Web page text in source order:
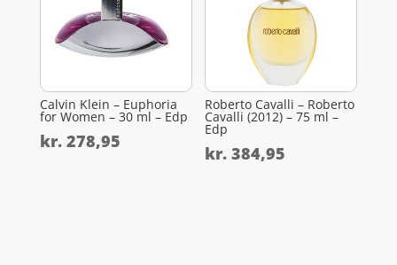
Calvin Klein – Euphoria
for Women – 30 ml – Edp
kr.278,95
Roberto Cavalli – Roberto
Cavalli (2012) – 75 ml –
Edp
kr. 384,95